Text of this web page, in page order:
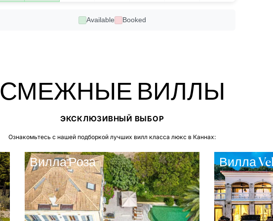
Available Booked
СМЕЖНЫЕ ВИЛЛЫ
ЭКСКЛЮЗИВНЫЙ ВЫБОР
Ознакомьтесь с нашей подборкой лучших вилл класса люкс в Каннах:
Вилла Роза Вилла